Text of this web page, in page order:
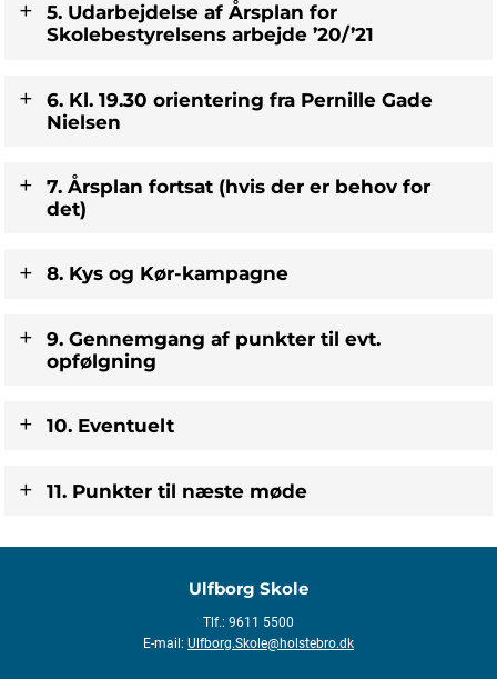
​5. Udarbejdelse af Årsplan for
Skolebestyrelsens arbejde ’20/’21
6. Kl. 19.30 orientering fra Pernille Gade
Nielsen
7. Årsplan fortsat (hvis der er behov for
det)
​8. Kys og Kør-kampagne
​9. Gennemgang af punkter til evt.
opfølgning
10. Eventuelt
11. Punkter til næste møde
Ulfborg Skole
Tlf.: 9611 5500
E-mail: Ulfborg.Skole@holstebro.dk